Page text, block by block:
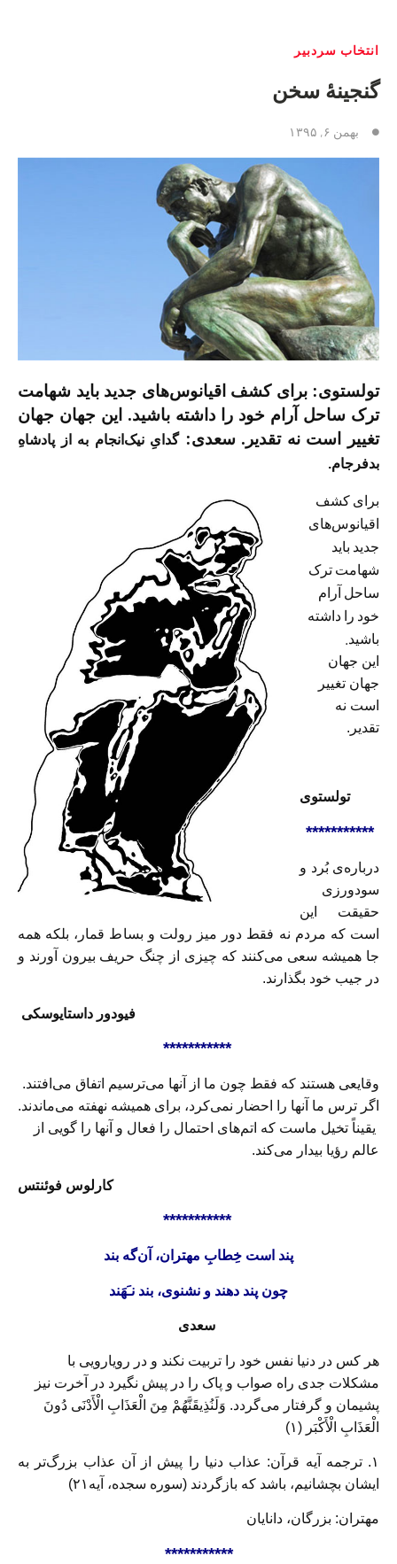
انتخاب سردبیر
گنجینهٔ سخن
بهمن ۶, ۱۳۹۵
تولستوی: برای کشف اقیانوس‌های جدید باید شهامت
ترک ساحل آرام خود را داشته باشید. این جهان جهان
تغییر است نه تقدیر. سعدی:گدایِ نیک‌انجام به از پادشاهِ
بدفرجام.
برای کشف
اقیانوس‌های
جدید باید
شهامت ترک
ساحل آرام
خود را داشته
باشید.
این جهان
جهان تغییر
است نه
تقدیر.
تولستوی
***********
درباره‌ى بُرد و
سودورزى
حقيقت اين
است كه مردم نه فقط دور ميز رولت و بساط قمار، بلكه همه
جا هميشه سعى مى‌كنند كه چيزى از چنگ حريف بيرون آورند و
در جيب خود بگذارند.
فيودور داستايوسكى
***********
وقایعی هستند که فقط چون ما از آنها می‌ترسیم اتفاق می‌افتند.
اگر ترس ما آنها را احضار نمی‌کرد، برای همیشه نهفته می‌ماندند.
یقیناً تخیل ماست که اتم‌های احتمال را فعال و آنها را گویی از
عالم رؤیا بیدار می‌کند.
کارلوس فوئنتس
***********
پند است خِطابِ مهتران، آن‌گه بند
چون پند دهند و نشنوی، بند نـَهَند
سعدی
هر کس در دنیا نفس خود را تربیت نکند و در رویارویی با
مشکلات جدی راه صواب و پاک را در پیش نگیرد در آخرت نیز
پشیمان و گرفتار می‌گردد. وَلَنُذِیقَنَّهُمْ مِنَ الْعَذَابِ الْأَدْنَى دُونَ
الْعَذَابِ الْأَکْبَر (۱)
۱. ترجمه آیه قرآن: عذاب دنیا را پیش از آن عذاب بزرگ‌تر به
ایشان بچشانیم، باشد که بازگردند (سوره سجده، آیه۲۱)
مهتران: بزرگان، دانایان
***********